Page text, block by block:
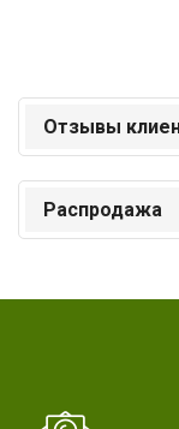
Отзывы
Распродажа